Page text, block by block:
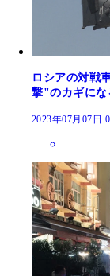
ロシアの対戦
撃"のカギにな
2023年07月07日